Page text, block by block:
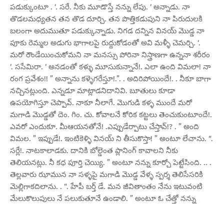
పడుక్కుంటూ . ‘. సరే. నీకు మూడొస్తే నన్ను లేపు. ‘ అన్నాడు. నా
తొడలమధ్యతన తన తొడ దూర్చి. తన పొత్తికడుపుని నా పిరుదులకి
బలంగా అదుముతూ పడుక్కున్నాడు. నిగడ దన్నిన వినయ్ మొడ్డ నా
పూకు రెమ్మల అడుగు భాగాలపై రుద్దుకోడంతో అవి మళ్ళీ చెమర్చి. ‘.
మరో రౌండేయించుకోమని నా మనస్సు పోరినా నిస్త్రాణగా ఉన్ననా శరీరం
‘. ససేమిరా. ‘ అనడంతో కళ్ళు మూసుకున్నానే!. ఎలా ఉంది విమలా! నా
రంగ ప్రవేశం!! ” అన్నాను కళ్ళెగరేస్తూ!.”. . అదిరిపోయిందే!. . నీకూ బాగా
నచ్చినట్లుంది. ఎన్నడూ మాట్లాడనిదానివి. బూతులు కూడా
ఉపయోగిస్తూ చెప్పావ్. నాకూ నీలాగే. మొగుడి కళ్ళ ముందే మరో
మగాడి మొడ్డతో దెం. గిం. చు. కోవాలనే కోరిక కట్టలు తెంచుకుంటూందే!.
ఎవరో ఎందుకూ. మీఆయనతోనే! .ఎప్పుడేర్పాటు చేస్తావ్!? . ” అంది
విమల. ” ఇప్పుడే!. ఇంటికెళ్ళి వినయ్ ని తీసుకొస్తా! ” అంటూ లేచాను. “.
సర్లే!. నాటకాలాడకు. దానికి బోల్డెంత ప్లానింగ్ కావాలని నీకు
తెలియనట్లు. నీ కధ పూర్తి చెయ్యి. ” అంటూ నన్ను కూర్చో పెట్టేసింది. .. .
తెల్లవారు ఝామున నా సళ్ళపై మగాడి మొడ్డ వేళ్ళ స్పర్శ తెలిసేసరికి
మెల్లిగాకదిలాను. . “. హేపీ బర్త్ డే. మన జీవితాంతం నేను ఇటువంటి
మేలుకొలుపులు నే పలుకుతూనే ఉండాలి. ” అంటూ ఓ చేత్తో నన్ను